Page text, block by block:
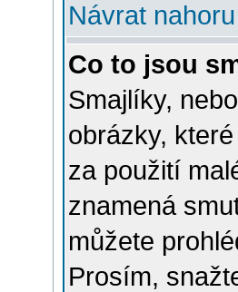
Návrat nahoru
Co to jsou
Smajlíky,
obrázky,
za použití
znamená
můžete
Prosím,